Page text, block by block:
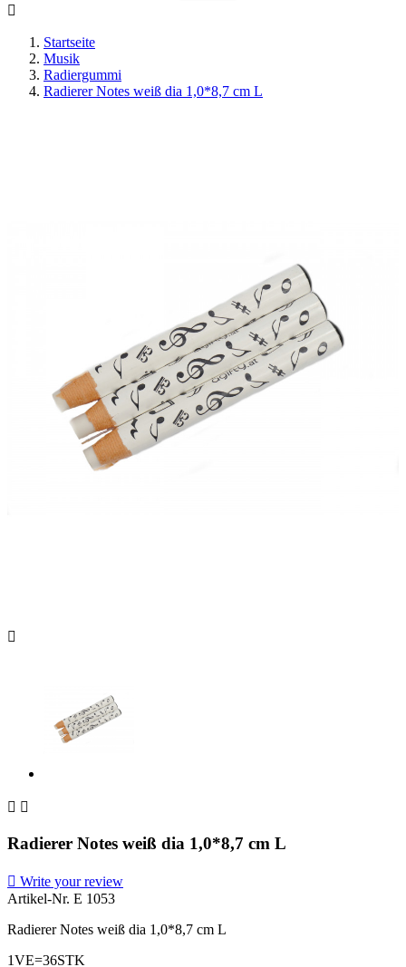

Startseite
Musik
Radiergummi
Radierer Notes weiß dia 1,0*8,7 cm L

 
Radierer Notes weiß dia 1,0*8,7 cm L
 Write your review
Artikel-Nr. E 1053
Radierer Notes weiß dia 1,0*8,7 cm L
1VE=36STK